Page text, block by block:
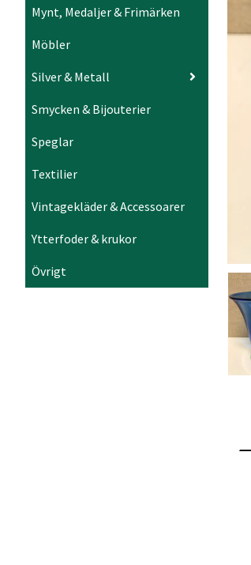
Mynt, Medaljer & Frimärken
Möbler
Silver & Metall
Smycken & Bijouterier
Speglar
Textilier
Vintagekläder & Accessoarer
Ytterfoder & krukor
Övrigt